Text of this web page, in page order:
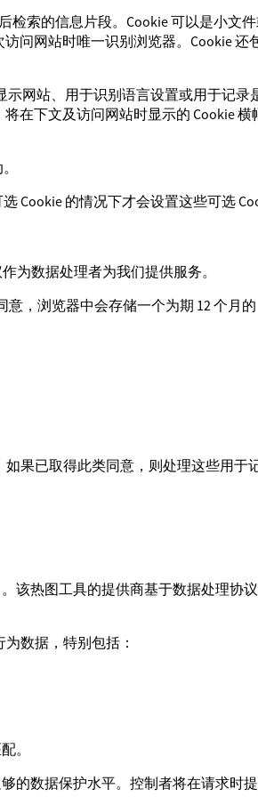
检索的信息片段。Cookie 可以是小文
问网站时唯一识别浏览器。Cookie 还
示网站、用于识别语言设置或用于记录
在下文及访问网站时显示的 Cookie 横
Cookie 的情况下才会设置这些可选
为数据处理者为我们提供服务。
意，浏览器中会存储一个为期 12 个月的
果已取得此类同意，则处理这些用于
该热图工具的提供商基于数据处理协
数据，特别包括：
。
的数据保护水平。控制者将在请求时